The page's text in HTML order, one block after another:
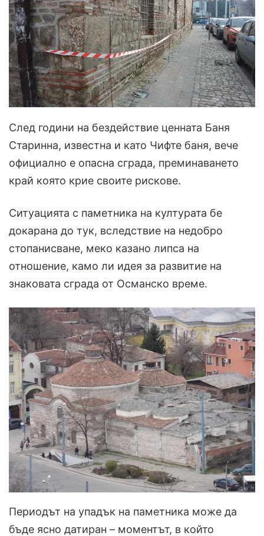
След години на бездействие ценната Баня
Старинна, известна и като Чифте баня, вече
официално е опасна сграда, преминаването
край която крие своите рискове.
Ситуацията с паметника на културата бе
докарана до тук, вследствие на недобро
стопанисване, меко казано липса на
отношение, камо ли идея за развитие на
знаковата сграда от Османско време.
Периодът на упадък на паметника може да
бъде ясно датиран – моментът, в който